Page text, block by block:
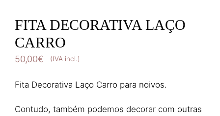
FITA DECORATIVA LAÇO
CARRO
50,00€ (IVA incl.)
Fita Decorativa Laço Carro para noivos.
Contudo, também podemos decorar com outras